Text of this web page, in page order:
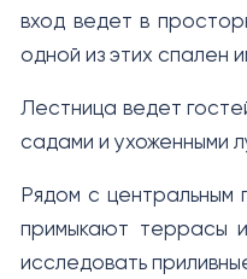
вход ведет в
одной из этих спален
Лестница ведет
садами и ухоженными
Рядом с центральным
примыкают террасы
исследовать